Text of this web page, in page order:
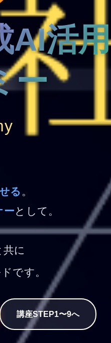
AI活用
ー
る 。
ーとして。
に
です。
講座STEP1〜9へ